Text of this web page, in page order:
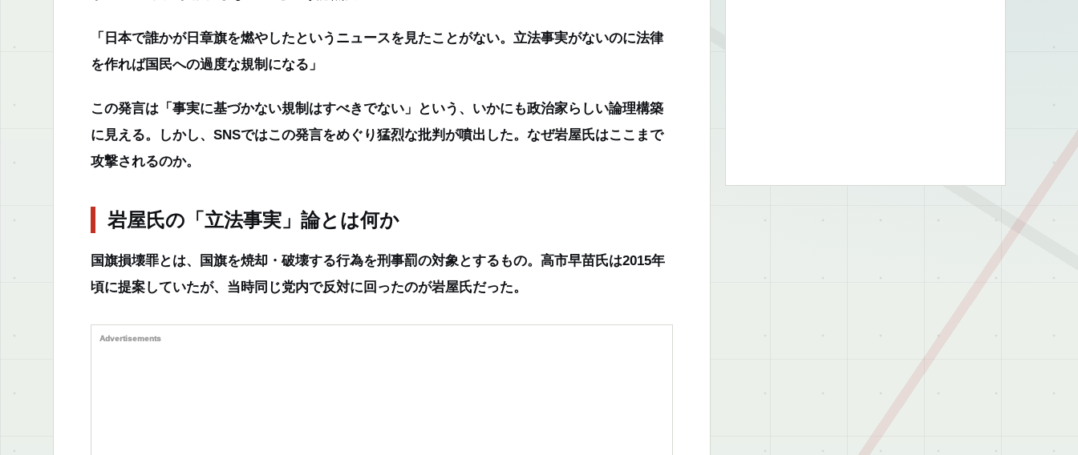
「日本で誰かが日章旗を燃やしたというニュースを見たことがない。立法事実がないのに法律
を作れば国民への過度な規制になる」
この発言は「事実に基づかない規制はすべきでない」という、いかにも政治家らしい論理構築
に見える。しかし、SNSではこの発言をめぐり猛烈な批判が噴出した。なぜ岩屋氏はここまで
攻撃されるのか。
岩屋氏の「立法事実」論とは何か
国旗損壊罪とは、国旗を焼却・破壊する行為を刑事罰の対象とするもの。高市早苗氏は2015年
頃に提案していたが、当時同じ党内で反対に回ったのが岩屋氏だった。
Advertisements